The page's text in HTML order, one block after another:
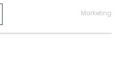
Marketing